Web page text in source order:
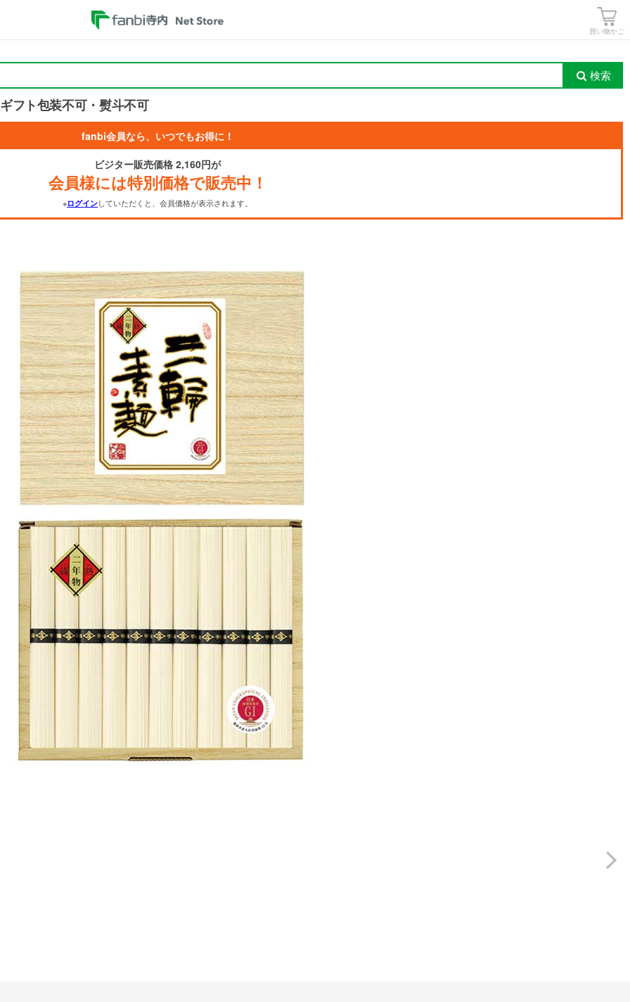
買い物かご
検索
ト包装不可・熨斗不可
fanbi会員なら、いつでもお得に！
ビジター販売価格 2,160円が
会員様には特別価格で販売中！
※ログインしていただくと、会員価格が表示されます。